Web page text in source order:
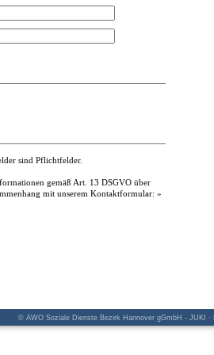
sind Pflichtfelder.
gemäß Art. 13 DSGVO über
mit unserem Kontaktformular: »
© AWO Soziale Dienste Bezirk Hannover gGmbH - JUKI ·